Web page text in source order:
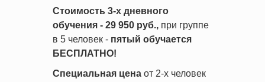
Стоимость 3-х дневного
обучения - 29 950 руб., при группе
в 5 человек - пятый обучается
БЕСПЛАТНО!
Специальная цена от 2-х человек